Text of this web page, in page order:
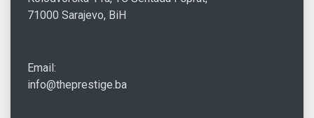
71000 Sarajevo, BiH
Email:
info@theprestige.ba